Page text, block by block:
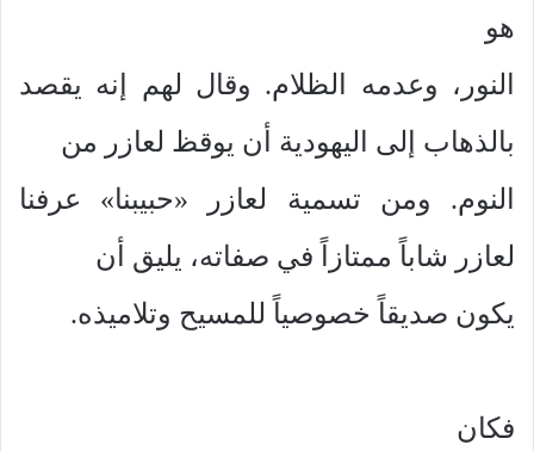
هو
النور، وعدمه الظلام. وقال لهم إنه يقصد
بالذهاب إلى اليهودية أن يوقظ لعازر من
النوم. ومن تسمية لعازر «حبيبنا» عرفنا
لعازر شاباً ممتازاً في صفاته، يليق أن
يكون صديقاً خصوصياً للمسيح وتلاميذه.
فكان